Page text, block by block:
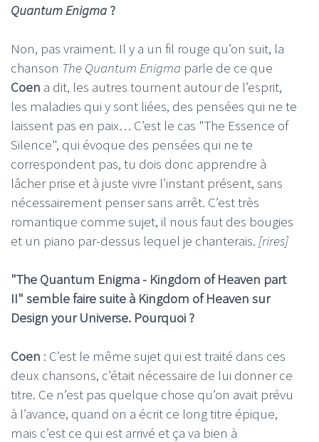
Quantum Enigma ?
Non, pas vraiment. Il y a un fil rouge qu’on suit, la
chanson The Quantum Enigma parle de ce que
Coen a dit, les autres tournent autour de l’esprit,
les maladies qui y sont liées, des pensées qui ne te
laissent pas en paix… C’est le cas "The Essence of
Silence", qui évoque des pensées qui ne te
correspondent pas, tu dois donc apprendre à
lâcher prise et à juste vivre l’instant présent, sans
nécessairement penser sans arrêt. C’est très
romantique comme sujet, il nous faut des bougies
et un piano par-dessus lequel je chanterais. [rires]
"The Quantum Enigma - Kingdom of Heaven part
II" semble faire suite à Kingdom of Heaven sur
Design your Universe. Pourquoi ?
Coen : C’est le même sujet qui est traité dans ces
deux chansons, c’était nécessaire de lui donner ce
titre. Ce n’est pas quelque chose qu’on avait prévu
à l’avance, quand on a écrit ce long titre épique,
mais c’est ce qui est arrivé et ça va bien à